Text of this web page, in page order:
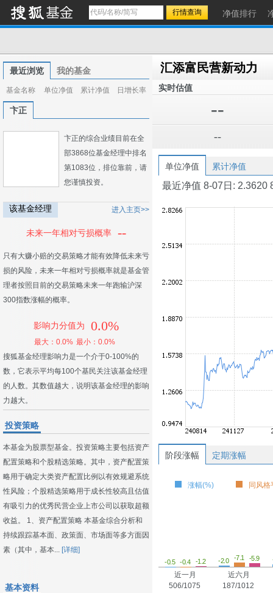
净值排行
最近浏览 我的基金
基金名称 单位净值 累计净值 日增长率
卞正
卞正的综合业绩目前在全
部3868位基金经理中排名
第1083位，排位靠前，请
您谨慎投资。
该基金经理 进入主页>>
未来一年相对亏损概率 --
只有大赚小赔的交易策略才能有效降低未来亏
损的风险，未来一年相对亏损概率就是基金管
理者按照目前的交易策略未来一年跑输沪深
300指数涨幅的概率。
影响力分值为 0.0%
最大：0.0% 最小：0.0%
搜狐基金经理影响力是一个介于0-100%的
数，它表示平均每100个基民关注该基金经理
的人数。其数值越大，说明该基金经理的影响
力越大。
投资策略
本基金为股票型基金。投资策略主要包括资产
配置策略和个股精选策略。其中，资产配置策
略用于确定大类资产配置比例以有效规避系统
性风险；个股精选策略用于成长性较高且估值
有吸引力的优秀民营企业上市公司以获取超额
收益。 1、资产配置策略 本基金综合分析和
持续跟踪基本面、政策面、市场面等多方面因
素（其中，基本... [详细]
基本资料
汇添富民营新动力
实时估值
--
--
单位净值 累计净值
最近净值 8-07日: 2.3620
阶段涨幅 定期涨幅
涨幅(%) 同风格
-0.5 -0.4 -1.2
近一月
506/1075
-2.0 -7.1 -5.9
近六月
187/1012